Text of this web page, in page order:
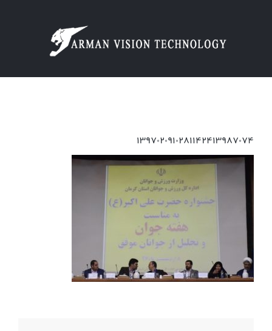
۱۳۹۷۰۲۰۹۱۰۲۸۱۱۴۲۴۱۳۹۸۷۰۷۴